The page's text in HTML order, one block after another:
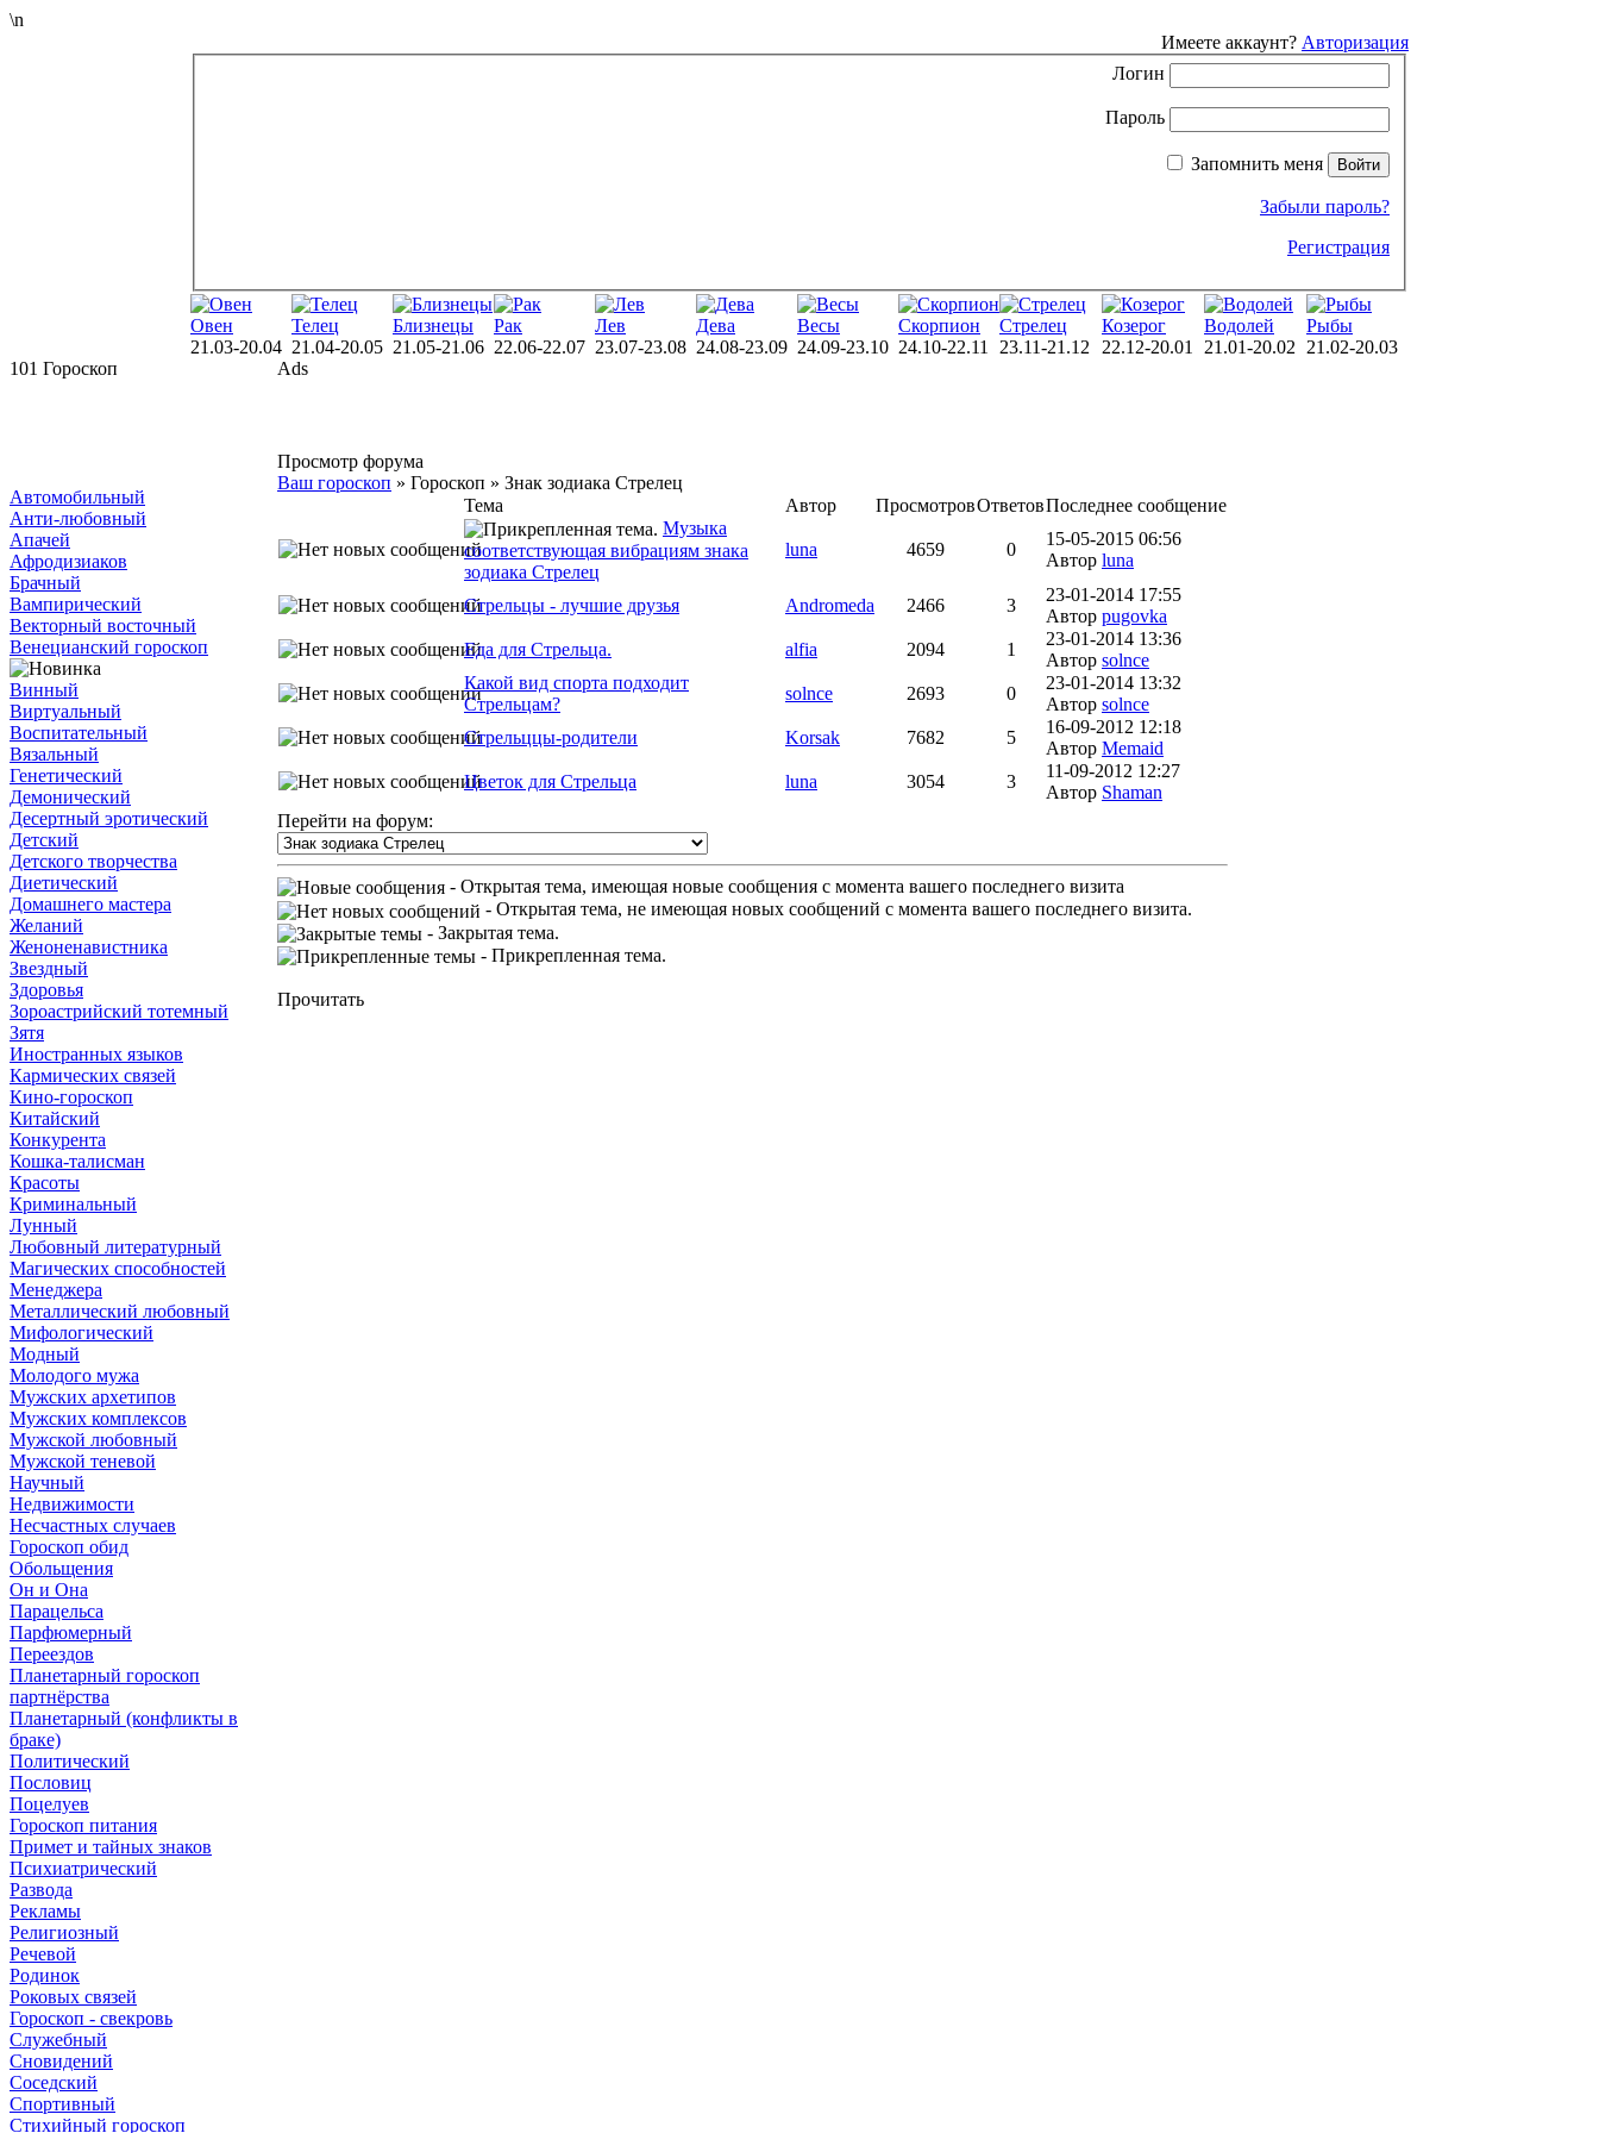
\n
Имеете аккаунт? Авторизация
Логин
Пароль
Запомнить меня
Забыли пароль?
Регистрация
Овен
21.03-20.04
Телец
21.04-20.05
Близнецы
21.05-21.06
Рак
22.06-22.07
Лев
23.07-23.08
Дева
24.08-23.09
Весы
24.09-23.10
Скорпион
24.10-22.11
Стрелец
23.11-21.12
Козерог
22.12-20.01
Водолей
21.01-20.02
Рыбы
21.02-20.03
101 Гороскоп
Автомобильный
Анти-любовный
Апачей
Афродизиаков
Брачный
Вампирический
Векторный восточный
Венецианский гороскоп
Винный
Виртуальный
Воспитательный
Вязальный
Генетический
Демонический
Десертный эротический
Детский
Детского творчества
Диетический
Домашнего мастера
Желаний
Женоненавистника
Звездный
Здоровья
Зороастрийский тотемный
Зятя
Иностранных языков
Кармических связей
Кино-гороскоп
Китайский
Конкурента
Кошка-талисман
Красоты
Криминальный
Лунный
Любовный литературный
Магических способностей
Менеджера
Металлический любовный
Мифологический
Модный
Молодого мужа
Мужских архетипов
Мужских комплексов
Мужской любовный
Мужской теневой
Научный
Недвижимости
Несчастных случаев
Гороскоп обид
Обольщения
Он и Она
Парацельса
Парфюмерный
Переездов
Планетарный гороскоп
партнёрства
Планетарный (конфликты в
браке)
Политический
Пословиц
Поцелуев
Гороскоп питания
Примет и тайных знаков
Психиатрический
Развода
Рекламы
Религиозный
Речевой
Родинок
Роковых связей
Гороскоп - свекровь
Служебный
Сновидений
Соседский
Спортивный
Стихийный гороскоп
Ads
Просмотр форума
Ваш гороскоп » Гороскоп » Знак зодиака Стрелец
Тема
Автор ПросмотровОтветовПоследнее сообщение
Музыка
соответствующая вибрациям знака
зодиака Стрелец
luna 4659 0
15-05-2015 06:56
Автор luna
Стрельцы - лучшие друзья Andromeda 2466 3
23-01-2014 17:55
Автор pugovka
Еда для Стрельца.
alfia 2094 1
23-01-2014 13:36
Автор solnce
Какой вид спорта подходит
Стрельцам?
solnce 2693 0
23-01-2014 13:32
Автор solnce
Стрельццы-родители
Korsak 7682 5
16-09-2012 12:18
Автор Memaid
Цветок для Стрельца
luna 3054 3
11-09-2012 12:27
Автор Shaman
Перейти на форум:
- Открытая тема, имеющая новые сообщения с момента вашего последнего визита
- Открытая тема, не имеющая новых сообщений с момента вашего последнего визита.
- Закрытая тема.
- Прикрепленная тема.
Прочитать